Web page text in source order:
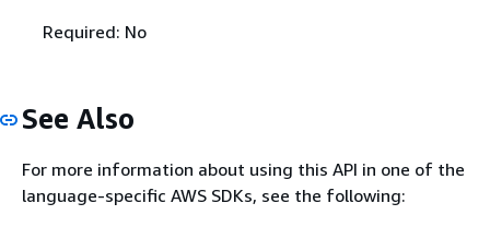
Required: No
See Also
For more information about using this API in one of the
language-specific AWS SDKs, see the following: